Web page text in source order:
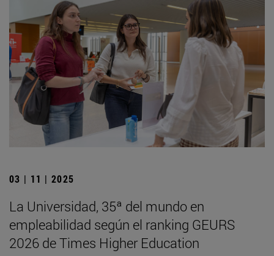
03 | 11 | 2025
La Universidad, 35ª del mundo en
empleabilidad según el ranking GEURS
2026 de Times Higher Education